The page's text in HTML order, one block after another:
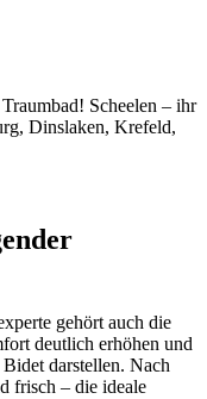
Scheelen – ihr
Dinslaken, Krefeld,
gehört auch die
deutlich erhöhen und
darstellen. Nach
frisch – die ideale